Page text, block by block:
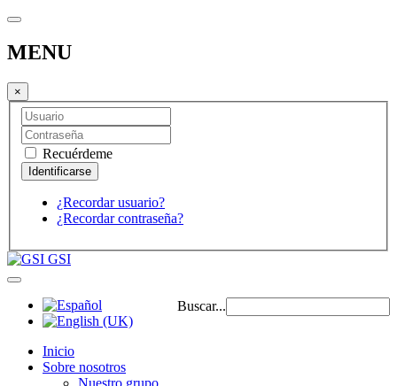
MENU
×
Recuérdeme
¿Recordar usuario?
¿Recordar contraseña?
GSI
Buscar...
Inicio
Sobre nosotros